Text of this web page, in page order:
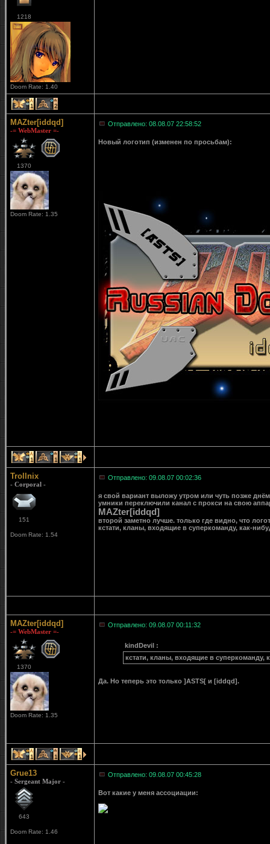
1218
Doom Rate: 1.40
1 2
MAZter[iddqd]
-= WebMaster =-
1370
Doom Rate: 1.35
Отправлено: 08.08.07 22:58:52
Новый логотип (изменен по просьбам):
1 1 1
Trollnix
- Corporal -
151
Doom Rate: 1.54
Отправлено: 09.08.07 00:02:36
я свой вариант выложу утром или чуть позже
умники переключили канал с прокси на свою
MAZter[iddqd]
второй заметно лучше. только где видно, что
кстати, кланы, входящие в суперкоманду, как-
MAZter[iddqd]
-= WebMaster =-
1370
Doom Rate: 1.35
Отправлено: 09.08.07 00:11:32
kindDevil :
кстати, кланы, входящие в суперкоманду,
Да. Но теперь это только ]ASTS[ и [iddqd].
1 1 1
Grue13
- Sergeant Major -
643
Doom Rate: 1.46
Отправлено: 09.08.07 00:45:28
Вот какие у меня ассоциации: